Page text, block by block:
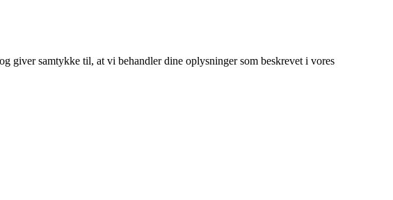
giver samtykke til, at vi behandler dine oplysninger som beskrevet i vores